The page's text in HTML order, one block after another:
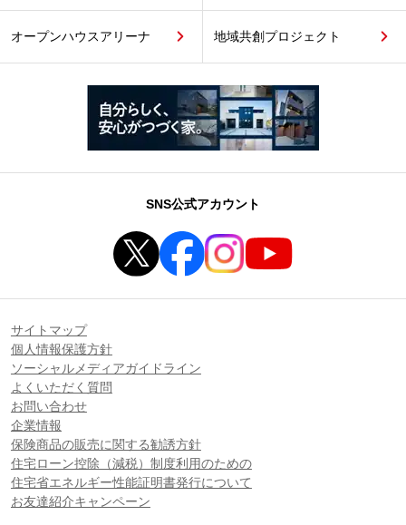
オープンハウスアリーナ 地域共創プロジェクト
SNS公式アカウント
サイトマップ
個人情報保護方針
ソーシャルメディアガイドライン
よくいただく質問
お問い合わせ
企業情報
保険商品の販売に関する勧誘方針
住宅ローン控除（減税）制度利用のための
住宅省エネルギー性能証明書発行について
お友達紹介キャンペーン